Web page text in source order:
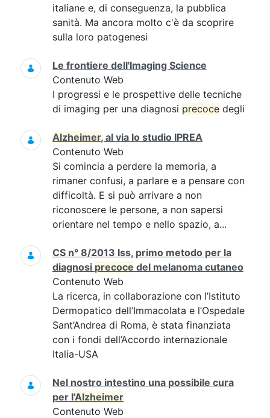
italiane e, di conseguenza, la pubblica
sanità. Ma ancora molto c'è da scoprire
sulla loro patogenesi
Le frontiere dell'Imaging Science
Contenuto Web
I progressi e le prospettive delle tecniche
di imaging per una diagnosi precoce degli
Alzheimer, al via lo studio IPREA
Contenuto Web
Si comincia a perdere la memoria, a
rimaner confusi, a parlare e a pensare con
difficoltà. E si può arrivare a non
riconoscere le persone, a non sapersi
orientare nel tempo e nello spazio, a...
CS n° 8/2013 Iss, primo metodo per la
diagnosi precoce del melanoma cutaneo
Contenuto Web
La ricerca, in collaborazione con l’Istituto
Dermopatico dell’Immacolata e l’Ospedale
Sant’Andrea di Roma, è stata finanziata
con i fondi dell’Accordo internazionale
Italia-USA
Nel nostro intestino una possibile cura
per l'Alzheimer
Contenuto Web